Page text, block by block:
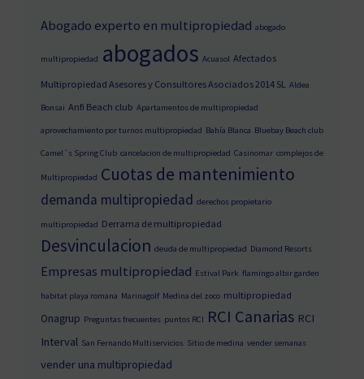
Abogado experto en multipropiedad abogado
multipropiedad abogados Acuasol Afectados
Multipropiedad Asesores y Consultores Asociados 2014 SL Aldea
Bonsai Anfi Beach club Apartamentos de multipropiedad
aprovechamiento por turnos multipropiedad Bahía Blanca Bluebay Beach club
Camel´s Spring Club cancelacion de multipropiedad Casinomar complejos de
Multipropiedad Cuotas de mantenimiento
demanda multipropiedad derechos propietario
multipropiedad Derrama de multipropiedad
Desvinculacion deuda de multipropiedad Diamond Resorts
Empresas multipropiedad Estival Park flamingo albir garden
habitat playa romana Marinagolf Medina del zoco multipropiedad
Onagrup Preguntas frecuentes puntos RCI RCI Canarias RCI
Interval San Fernando Multiservicios Sitio de medina vender semanas
vender una multipropiedad